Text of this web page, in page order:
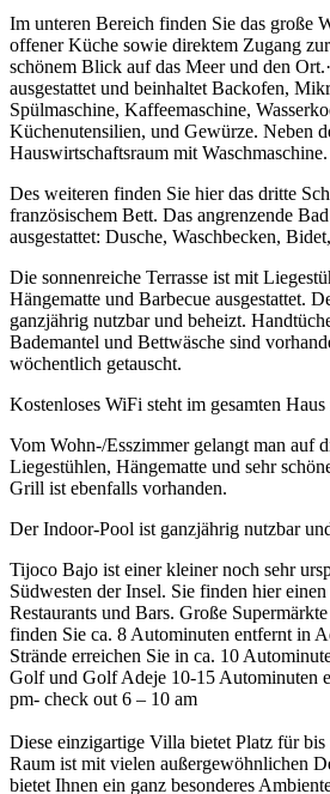
Im unteren Bereich finden Sie das große
offener Küche sowie direktem Zugang
schönem Blick auf das Meer und den
ausgestattet und beinhaltet Backofen,
Spülmaschine, Kaffeemaschine,
Küchenutensilien, und Gewürze. Neben
Hauswirtschaftsraum mit Waschmaschine.
Des weiteren finden Sie hier das dritte
französischem Bett. Das angrenzende
ausgestattet: Dusche, Waschbecken,
Die sonnenreiche Terrasse ist mit
Hängematte und Barbecue ausgestattet.
ganzjährig nutzbar und beheizt.
Bademantel und Bettwäsche sind
wöchentlich getauscht.
Kostenloses WiFi steht im gesamten
Vom Wohn-/Esszimmer gelangt man auf
Liegestühlen, Hängematte und sehr
Grill ist ebenfalls vorhanden.
Der Indoor-Pool ist ganzjährig nutzbar
Tijoco Bajo ist einer kleiner noch sehr
Südwesten der Insel. Sie finden hier
Restaurants und Bars. Große
finden Sie ca. 8 Autominuten entfernt in
Strände erreichen Sie in ca. 10
Golf und Golf Adeje 10-15 Autominuten
pm- check out 6 – 10 am
Diese einzigartige Villa bietet Platz für bis
Raum ist mit vielen außergewöhnlichen
bietet Ihnen ein ganz besonderes